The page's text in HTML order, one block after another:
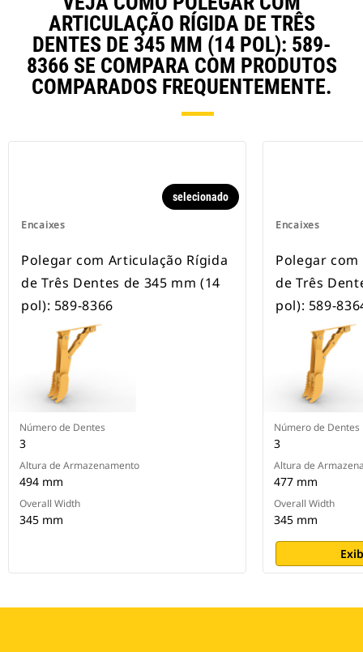
ARTICULAÇÃO RÍGIDA DE TRÊS
DENTES DE 345 MM (14 POL): 589-
8366 SE COMPARA COM PRODUTOS
COMPARADOS FREQUENTEMENTE.
Encaixes
selecionado
Polegar com Articulação Rígida
de Três Dentes de 345 mm (14
pol): 589-8366
Número de Dentes
3
Altura de Armazenamento
494 mm
Overall Width
345 mm
Encaixes
Polegar
de Três
pol): 589-
Número de Dentes
3
Altura de
477 mm
Overall Width
345 mm